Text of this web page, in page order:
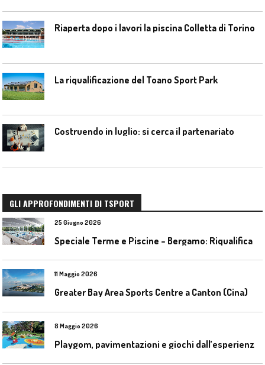
Riaperta dopo i lavori la piscina Colletta di Torino
La riqualificazione del Toano Sport Park
Costruendo in luglio: si cerca il partenariato
GLI APPROFONDIMENTI DI TSPORT
25 Giugno 2026
11 Maggio 2026
Greater Bay Area Sports Centre a Canton (Cina)
8 Maggio 2026